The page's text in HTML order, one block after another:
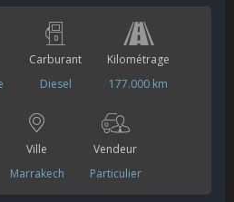
Carburant
Diesel
Kilométrage
177.000 km
Ville
Marrakech
Vendeur
Particulier